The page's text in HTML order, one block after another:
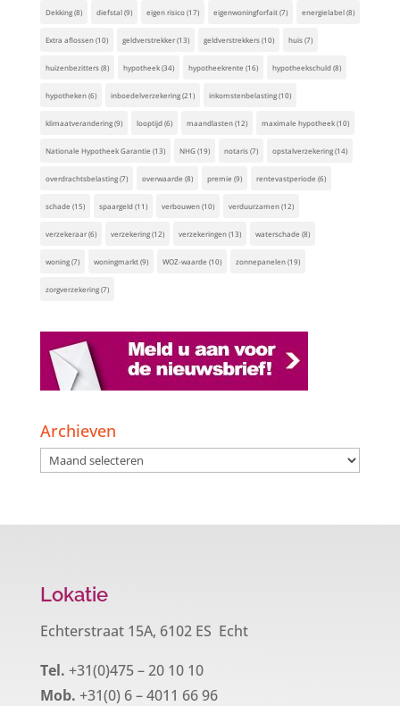
Dekking(8) diefstal(9) eigen risico(17) eigenwoningforfait(7) energielabel(8)
Extra aflossen(10) geldverstrekker(13) geldverstrekkers(10) huis(7)
huizenbezitters(8) hypotheek(34) hypotheekrente (16) hypotheekschuld(8)
hypotheken(6) inboedelverzekering(21) inkomstenbelasting(10)
klimaatverandering(9) looptijd(6) maandlasten(12) maximale hypotheek(10)
Nationale Hypotheek Garantie (13) NHG(19) notaris(7) opstalverzekering(14)
overdrachtsbelasting(7) overwaarde (8) premie (9) rentevastperiode (6)
schade (15) spaargeld(11) verbouwen(10) verduurzamen(12)
verzekeraar(6) verzekering(12) verzekeringen(13) waterschade (8)
woning(7) woningmarkt(9) WOZ-waarde (10) zonnepanelen(19)
zorgverzekering(7)
Archieven
Archieven
Lokatie
Echterstraat 15A, 6102 ES Echt
Tel. +31(0)475 – 20 10 10
Mob. +31(0) 6 – 4011 66 96